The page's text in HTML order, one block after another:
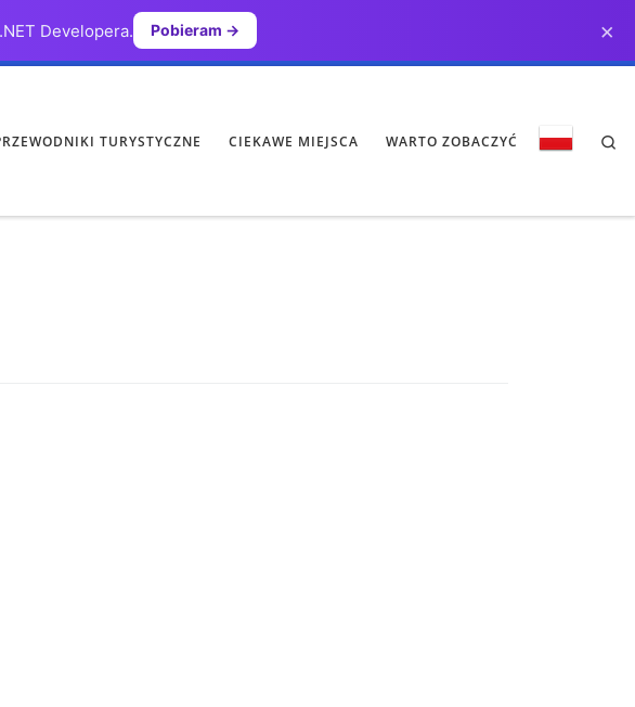
Developera. Pobieram → ×
TURYSTYCZNE CIEKAWE MIEJSCA WARTO ZOBACZYĆ